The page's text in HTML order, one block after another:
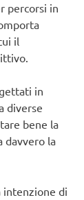
percorsi in
il
in
diverse
bene la
davvero la
intenzione di